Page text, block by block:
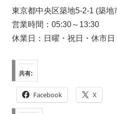
東京都中央区築地5-2-1 (築地
営業時間：05:30～13:30
休業日：日曜・祝日・休市日
共有:
Facebook X